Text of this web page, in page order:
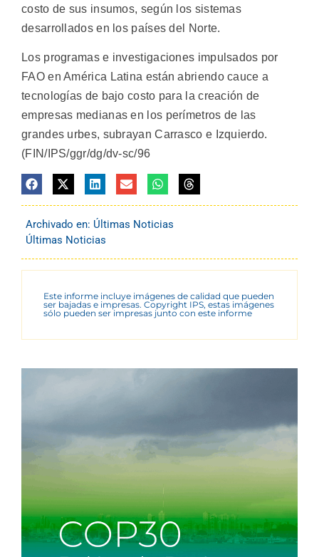
costo de sus insumos, según los sistemas
desarrollados en los países del Norte.
Los programas e investigaciones impulsados por
FAO en América Latina están abriendo cauce a
tecnologías de bajo costo para la creación de
empresas medianas en los perímetros de las
grandes urbes, subrayan Carrasco e Izquierdo.
(FIN/IPS/ggr/dg/dv-sc/96
Archivado en: Últimas Noticias
Últimas Noticias
Este informe incluye imágenes de calidad que pueden
ser bajadas e impresas. Copyright IPS, estas imágenes
sólo pueden ser impresas junto con este informe